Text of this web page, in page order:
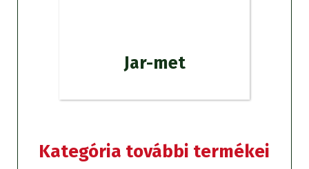
Jar-met
Kategória további termékei